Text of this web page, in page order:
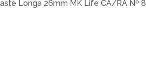
Longa 26mm MK Life CA/RA Nº 8